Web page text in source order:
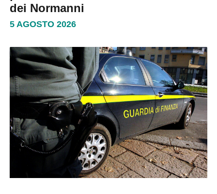
dei Normanni
5 AGOSTO 2026